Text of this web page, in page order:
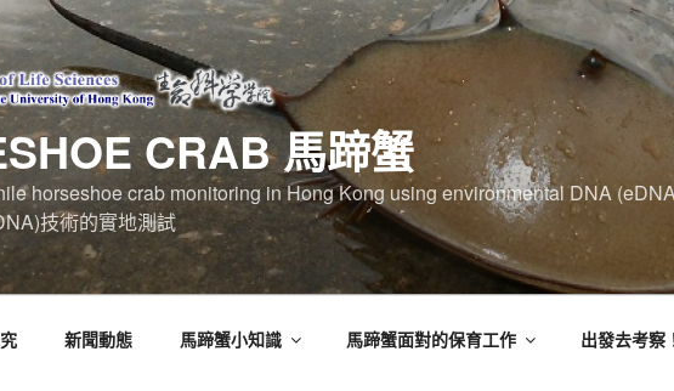
CRAB 馬蹄蟹
horseshoe crab monitoring in Hong Kong using environmental DNA
技術的實地測試
新聞動態 馬蹄蟹小知識 馬蹄蟹面對的保育工作 出發去考察